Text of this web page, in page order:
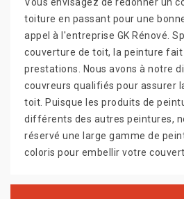
Vous envisagez de redonner un
toiture en passant pour une
appel à l'entreprise GK Rénové.
couverture de toit, la peinture fait
prestations. Nous avons à notre
couvreurs qualifiés pour assurer
toit. Puisque les produits de
différents des autres peintures,
réservé une large gamme de
coloris pour embellir votre